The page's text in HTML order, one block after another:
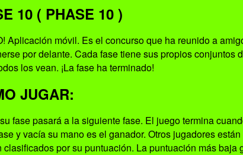
10 ( PHASE 10 )
móvil. Es el concurso que ha reunido a
por delante. Cada fase tiene sus propios conjuntos
los vean. ¡La fase ha terminado!
JUGAR:
fase pasará a la siguiente fase. El juego termina
y vacía su mano es el ganador. Otros jugadores
por su puntuación. La puntuación más baja